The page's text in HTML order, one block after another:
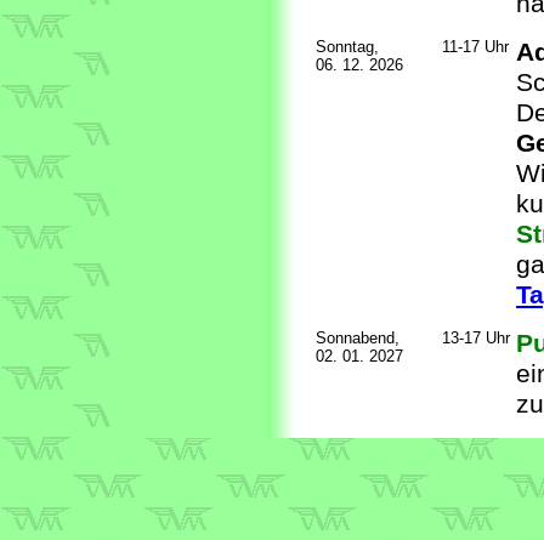
Sonntag,
06. 12. 2026
11-17 Uhr
Sonnabend,
02. 01. 2027
13-17 Uhr